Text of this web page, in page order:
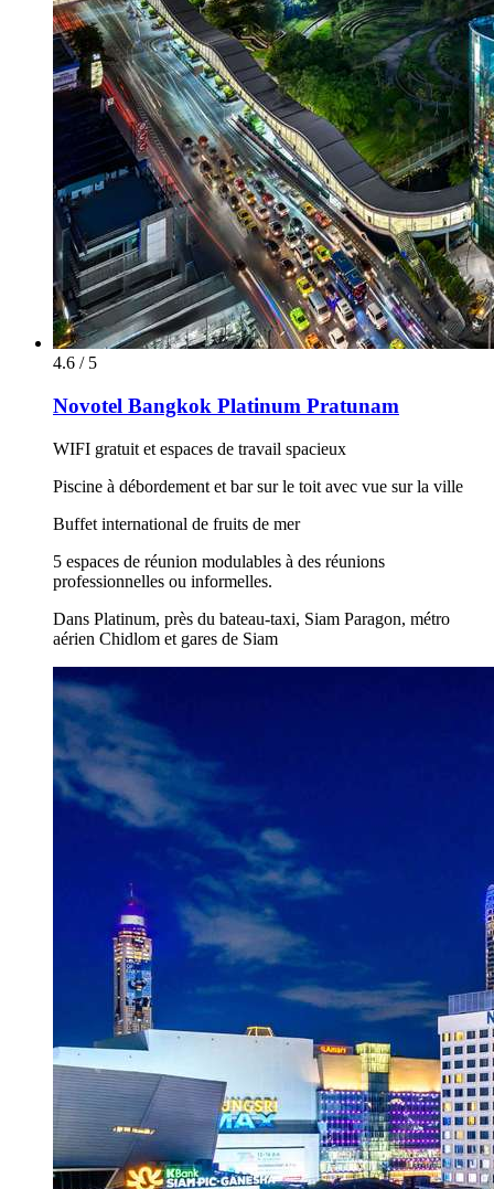
4.6 / 5
Novotel Bangkok Platinum Pratunam
WIFI gratuit et espaces de travail spacieux
Piscine à débordement et bar sur le toit avec vue sur la ville
Buffet international de fruits de mer
5 espaces de réunion modulables à des réunions
professionnelles ou informelles.
Dans Platinum, près du bateau-taxi, Siam Paragon, métro
aérien Chidlom et gares de Siam